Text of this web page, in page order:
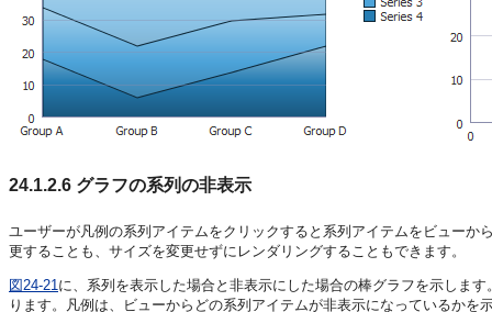
24.1.2.6 グラフの系列の非表示
ユーザーが凡例の系列アイテムをクリックすると系列アイテムをビュー
更することも、サイズを変更せずにレンダリングすることもできます。
図24-21に、系列を表示した場合と非表示にした場合の棒グラフを示します
ります。凡例は、ビューからどの系列アイテムが非表示になっているか